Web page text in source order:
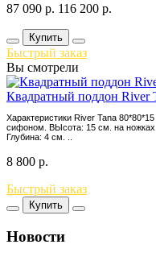
87 090 р. 116 200 р.
Купить
Быстрый заказ
Вы смотрели
Квадратный поддон River
Характеристики River Tana
сифоном. ВЫсота: 15 см. на
Глубина: 4 см. ..
8 800 р.
Быстрый заказ
Купить
Новости